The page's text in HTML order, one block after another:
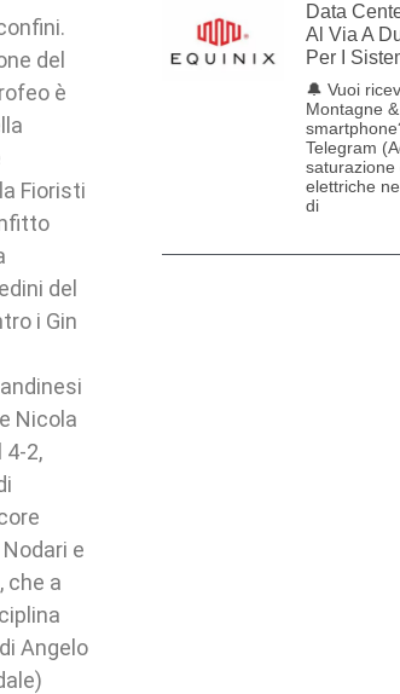
del
è
Fioristi
del
i Gin
Nicola
2,
e
che a
Angelo
Data
Al Via A
Per I
🔔 Vuoi
Montagne
Telegram
saturazione
elettriche
di